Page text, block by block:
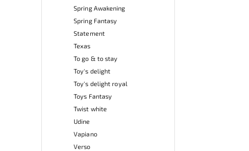
Spring Awakening
Spring Fantasy
Statement
Texas
To go & to stay
Toy's delight
Toy's delight royal
Toys Fantasy
Twist white
Udine
Vapiano
Verso